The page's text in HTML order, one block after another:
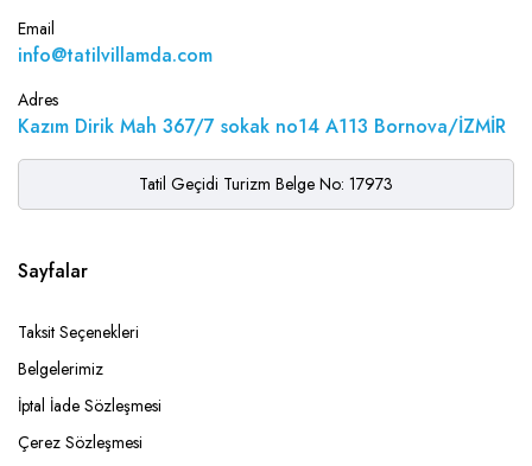
Email
info@tatilvillamda.com
Adres
Kazım Dirik Mah 367/7 sokak no14 A113 Bornova/İZMİR
Tatil Geçidi Turizm Belge No: 17973
Sayfalar
Taksit Seçenekleri
Belgelerimiz
İptal İade Sözleşmesi
Çerez Sözleşmesi